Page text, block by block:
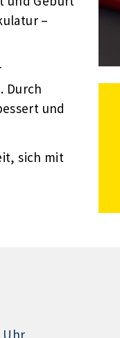
–
Durch
und
sich mit